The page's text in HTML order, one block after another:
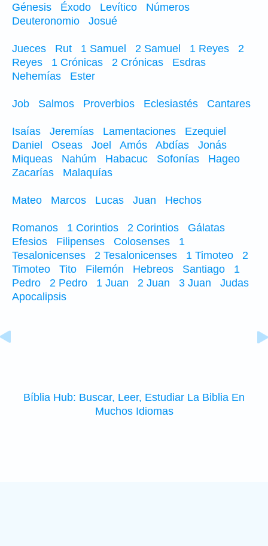
Génesis
Éxodo Levítico
Números
Deuteronomio
Josué
Jueces Rut 1 Samuel 2 Samuel 1 Reyes
2
Reyes
1 Crónicas 2 Crónicas
Esdras
Nehemías
Ester
Job Salmos Proverbios Eclesiastés Cantares
Isaías Jeremías Lamentaciones
Ezequiel
Daniel
Oseas Joel Amós Abdías
Jonás
Miqueas
Nahúm Habacuc Sofonías
Hageo
Zacarías
Malaquías
Mateo Marcos Lucas Juan Hechos
Romanos 1 Corintios 2 Corintios
Gálatas
Efesios
Filipenses Colosenses
1
Tesalonicenses
2 Tesalonicenses 1 Timoteo
2
Timoteo
Tito Filemón Hebreos Santiago
1
Pedro
2 Pedro 1 Juan 2 Juan 3 Juan
Judas
Apocalipsis
Bíblia Hub: Buscar, Leer, Estudiar La Biblia En
Muchos Idiomas